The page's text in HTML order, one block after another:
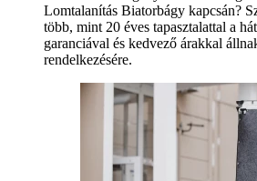
Lomtalanítás Biatorbágy kapcsán?
több, mint 20 éves tapasztalattal a
garanciával és kedvező árakkal
rendelkezésére.